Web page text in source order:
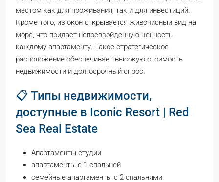
местом как для проживания, так и для инвестиций.
Кроме того, из окон открывается живописный вид на
море, что придает непревзойденную ценность
каждому апартаменту. Такое стратегическое
расположение обеспечивает высокую стоимость
недвижимости и долгосрочный спрос.
📋 Типы недвижимости,
доступные в Iconic Resort | Red
Sea Real Estate
Апартаменты-студии
апартаменты с 1 спальней
семейные апартаменты с 2 спальнями